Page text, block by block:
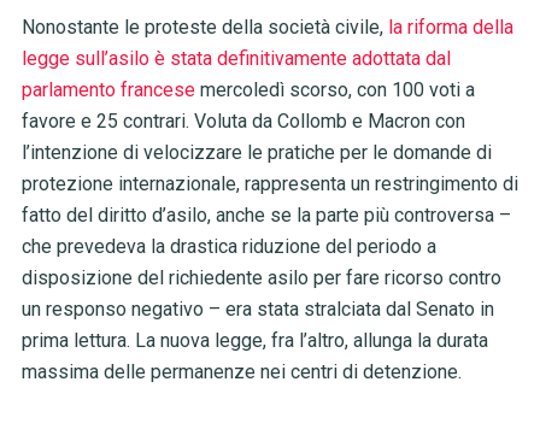
Nonostante le proteste della società civile, la riforma della
legge sull’asilo è stata definitivamente adottata dal
parlamento francesemercoledì scorso, con 100 voti a
favore e 25 contrari. Voluta da Collomb e Macron con
l’intenzione di velocizzare le pratiche per le domande di
protezione internazionale, rappresenta un restringimento di
fatto del diritto d’asilo, anche se la parte più controversa –
che prevedeva la drastica riduzione del periodo a
disposizione del richiedente asilo per fare ricorso contro
un responso negativo – era stata stralciata dal Senato in
prima lettura. La nuova legge, fra l’altro, allunga la durata
massima delle permanenze nei centri di detenzione.